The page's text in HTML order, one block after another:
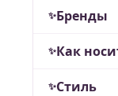
Бренды
Как
Стиль